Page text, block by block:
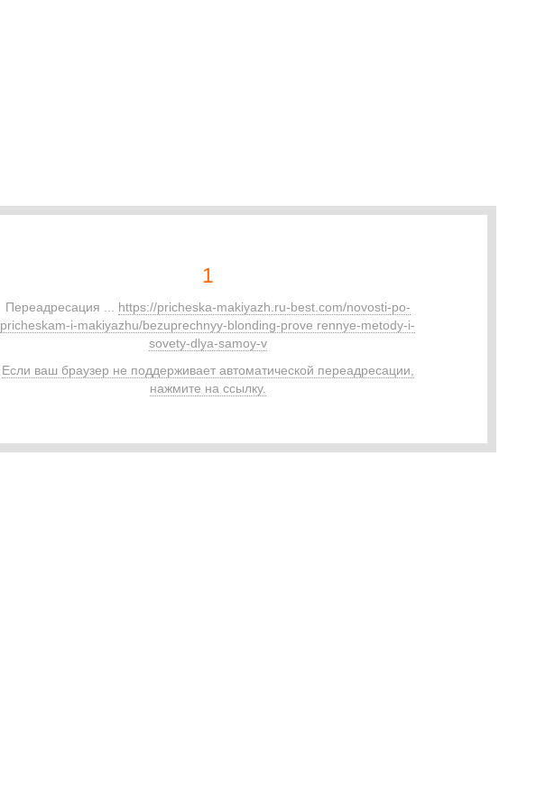
1
Переадресация ... https://pricheska-makiyazh.ru-best.com/novosti-po-
pricheskam-i-makiyazhu/bezuprechnyy-blonding-prove rennye-metody-i-
sovety-dlya-samoy-v
Если ваш браузер не поддерживает автоматической переадресации,
нажмите на ссылку.